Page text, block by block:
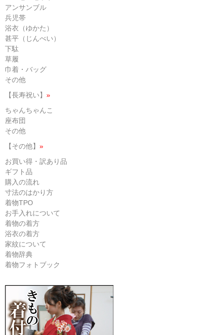
アンサンブル
兵児帯
浴衣（ゆかた）
甚平（じんべい）
下駄
草履
巾着・バッグ
その他
【長寿祝い】 »
ちゃんちゃんこ
座布団
その他
【その他】 »
お買い得・訳あり品
ギフト品
購入の流れ
寸法のはかり方
着物TPO
お手入れについて
着物の着方
浴衣の着方
家紋について
着物辞典
着物フォトブック